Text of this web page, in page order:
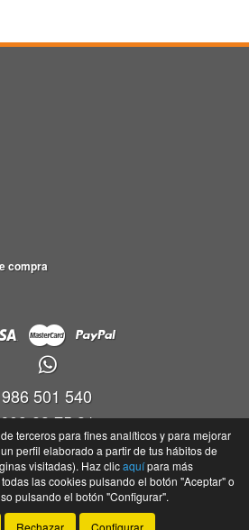
compra
986 501 540
609 83 75 31
Barro Parc. 4-5, Nave 9, Oficina 17,36692 -
- Pontevedra
-Tienda online de recambios de Gira
terceros para fines analíticos y para mejorar
perfil elaborado a partir de tus hábitos de
visitadas). Haz clicaquípara más
las cookies pulsando el botón "Aceptar" o
pulsando el botón "Configurar".
Rechazar Configurar